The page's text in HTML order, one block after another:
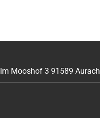
Im Mooshof 3 91589 Aurach